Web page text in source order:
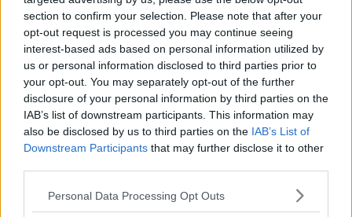
section to confirm your selection. Please note that after your
opt-out request is processed you may continue seeing
interest-based ads based on personal information utilized by
us or personal information disclosed to third parties prior to
your opt-out. You may separately opt-out of the further
disclosure of your personal information by third parties on the
IAB’s list of downstream participants. This information may
also be disclosed by us to third parties on the IAB’s List of
Downstream Participants that may further disclose it to other
Please note that this website/app uses one or more Google
Personal Data Processing Opt Outs
Da Masterchef a Cookist, cosa
fa oggi Michele Ghedini
Michele Ghedini è diventato il nuovo volto ufficiale di
Cookist, il sito di cucina più quotato della rete. Le sue
ricette impazzano, e sembra non aver perso la sua
verve dopo la sua eliminazione a Masterchef... Anzi, ci
stà veramente stupendo.
ELIANA MAGNOLO